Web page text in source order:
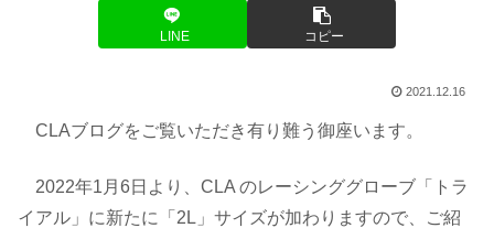
LINE コピー
2021.12.16
CLAブログをご覧いただき有り難う御座います。
2022年1月6日より、CLA のレーシンググローブ「トラ
イアル」に新たに「2L」サイズが加わりますので、ご紹